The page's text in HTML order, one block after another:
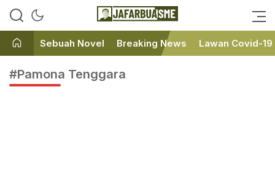
JafarBua
Ini bukan Media Online, Ini
Sebuah Novel Breaking News Lawan Covid-19
#Pamona Tenggara